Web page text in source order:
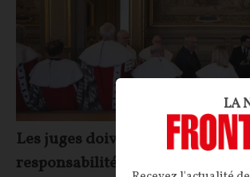
Les juges doivent-ils engager leur
responsabilité ?
LA